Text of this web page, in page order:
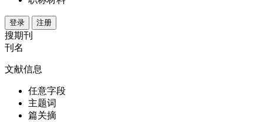
登录 注册
搜期刊
刊名
文献信息
任意字段
主题词
篇关摘